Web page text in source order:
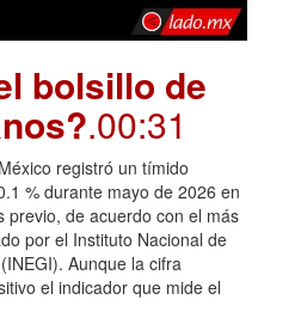
bolsillo de
.00:31
registró un tímido
% durante mayo de 2026 en
previo, de acuerdo con el más
por el Instituto Nacional de
Aunque la cifra
el indicador que mide el